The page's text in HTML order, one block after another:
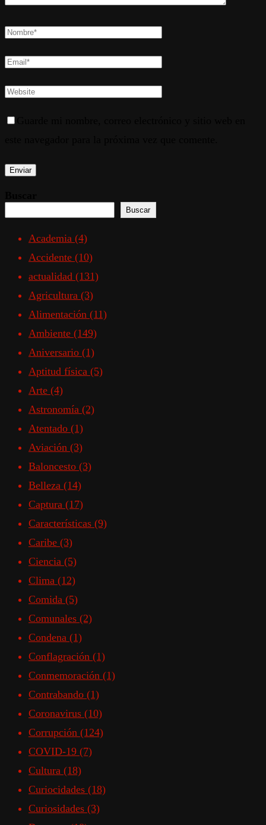
Buscar
Academia (4)
Accidente (10)
actualidad (131)
Agricultura (3)
Alimentación (11)
Ambiente (149)
Aniversario (1)
Aptitud física (5)
Arte (4)
Astronomía (2)
Atentado (1)
Aviación (3)
Baloncesto (3)
Belleza (14)
Captura (17)
Características (9)
Caribe (3)
Ciencia (5)
Clima (12)
Comida (5)
Comunales (2)
Condena (1)
Conflagración (1)
Conmemoración (1)
Contrabando (1)
Coronavirus (10)
Corrupción (124)
COVID-19 (7)
Cultura (18)
Curiocidades (18)
Curiosidades (3)